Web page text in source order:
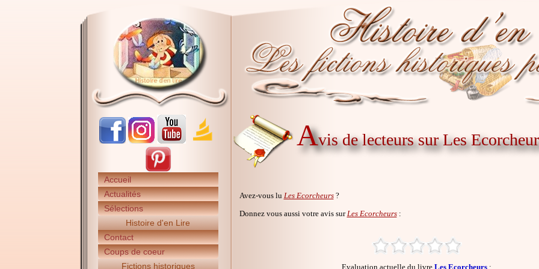
Accueil
Actualités
Sélections
Histoire d'en Lire
Contact
Coups de coeur
Fictions historiques
Avis de lecteurs sur Les
Avez-vous lu Les Ecorcheurs?
Donnez vous aussi votre avis sur Les Ecorcheurs:
Evaluation actuelle du livre Les Ecorcheurs :